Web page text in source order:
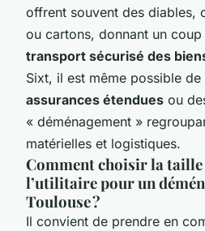
offrent souvent des diables,
ou cartons, donnant un
transport sécurisé des
Sixt, il est même possible
assurances étendues ou
« déménagement »
matérielles et logistiques.
Comment choisir la taille
l’utilitaire pour un
Toulouse ?
Il convient de prendre en